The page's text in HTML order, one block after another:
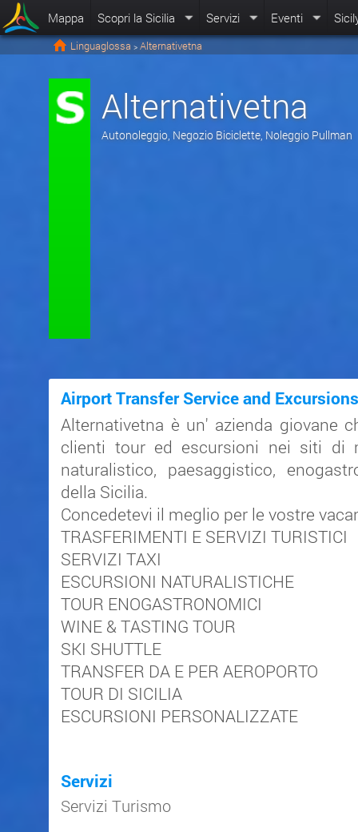
Mappa Scopri la Sicilia Servizi Eventi
Linguaglossa > Alternativetna
Alternativetna
Autonoleggio, Negozio Biciclette, Noleggio Pullman
Airport Transfer Service and
Alternativetna è un' azienda giovane
clienti tour ed escursioni nei siti di
naturalistico, paesaggistico,
della Sicilia.
Concedetevi il meglio per le vostre
TRASFERIMENTI E SERVIZI TURISTICI
SERVIZI TAXI
ESCURSIONI NATURALISTICHE
TOUR ENOGASTRONOMICI
WINE & TASTING TOUR
SKI SHUTTLE
TRANSFER DA E PER AEROPORTO
TOUR DI SICILIA
ESCURSIONI PERSONALIZZATE
Servizi
Servizi Turismo